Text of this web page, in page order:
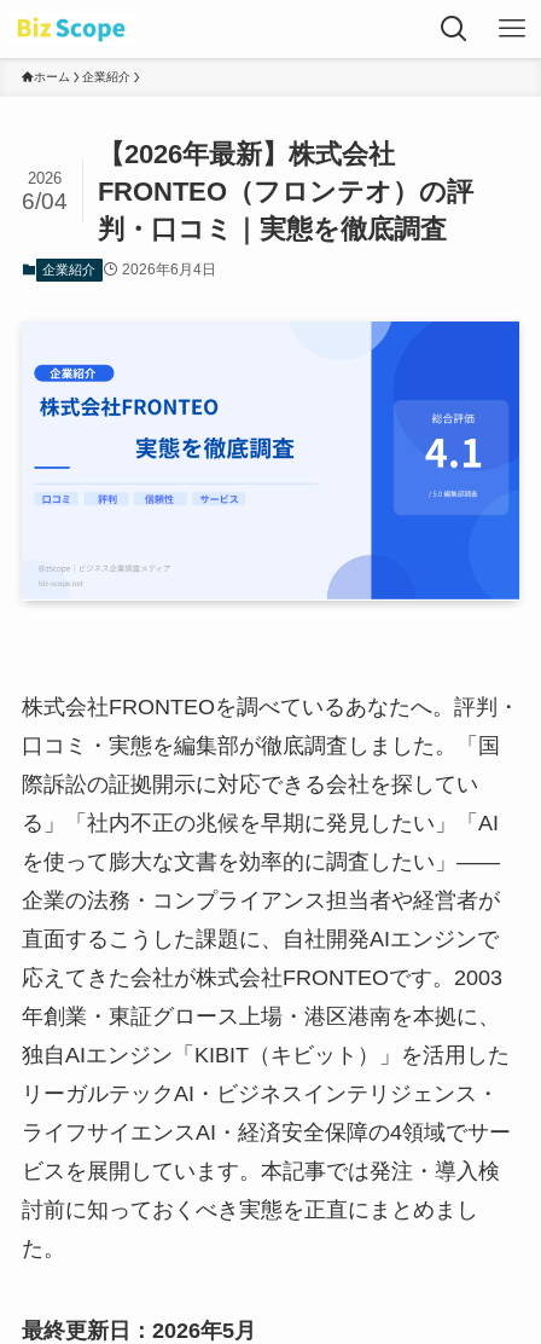
ホーム 企業紹介
【2026年最新】株式会社
FRONTEO（フロンテオ）の評
判・口コミ｜実態を徹底調査
2026
6/04
企業紹介 2026年6月4日
株式会社FRONTEOを調べているあなたへ。評判・
口コミ・実態を編集部が徹底調査しました。「国
際訴訟の証拠開示に対応できる会社を探してい
る」「社内不正の兆候を早期に発見したい」「AI
を使って膨大な文書を効率的に調査したい」——
企業の法務・コンプライアンス担当者や経営者が
直面するこうした課題に、自社開発AIエンジンで
応えてきた会社が株式会社FRONTEOです。2003
年創業・東証グロース上場・港区港南を本拠に、
独自AIエンジン「KIBIT（キビット）」を活用した
リーガルテックAI・ビジネスインテリジェンス・
ライフサイエンスAI・経済安全保障の4領域でサー
ビスを展開しています。本記事では発注・導入検
討前に知っておくべき実態を正直にまとめまし
た。
最終更新日：2026年5月